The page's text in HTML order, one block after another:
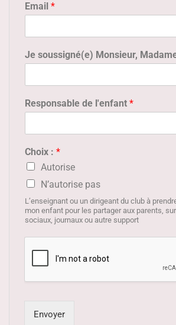
Email *
Je soussigné(e) Monsieur,
Responsable de l'enfant *
Choix : *
Autorise
N’autorise pas
L’enseignant ou un dirigeant du club à
mon enfant pour les partager aux parents,
sociaux, journaux ou autre support
Envoyer